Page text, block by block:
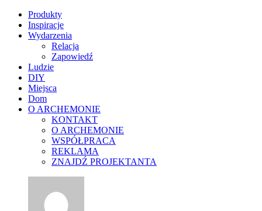
Produkty
Inspiracje
Wydarzenia
Relacja
Zapowiedź
Ludzie
DIY
Miejsca
Dom
O ARCHEMONIE
KONTAKT
O ARCHEMONIE
WSPÓŁPRACA
REKLAMA
ZNAJDŹ PROJEKTANTA